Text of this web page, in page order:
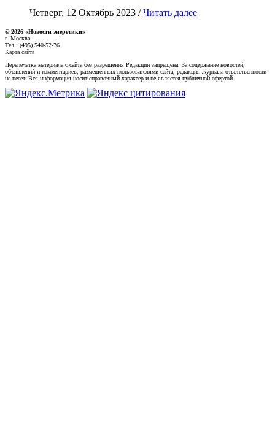
Четверг, 12 Октябрь 2023 /Читать далее
© 2026 «Новости энеретики»
г. Москва
Тел.: (495) 540-52-76
Карта сайта
Перепечатка материала с сайта без разрешения Редакции запрещена. За содержание новостей,
объявлений и комментариев, размещенных пользователями сайта, редакция журнала ответственности
не несет. Вся информация носит справочный характер и не является публичной офертой.